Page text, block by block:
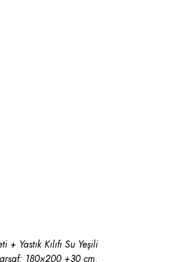
Yastık Kılıfı Su Yeşili
180×200 +30 cm.